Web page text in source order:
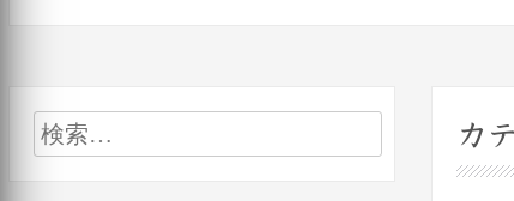
検
索:
カ